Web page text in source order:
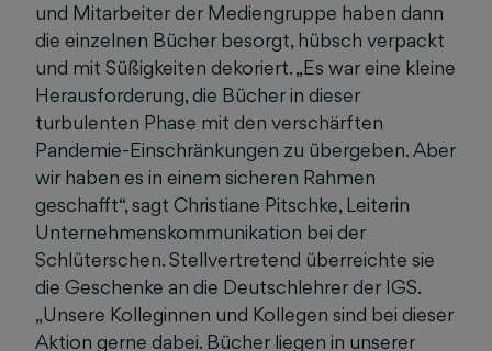
und Mitarbeiter der Mediengruppe haben dann
die einzelnen Bücher besorgt, hübsch verpackt
und mit Süßigkeiten dekoriert. „Es war eine kleine
Herausforderung, die Bücher in dieser
turbulenten Phase mit den verschärften
Pandemie-Einschränkungen zu übergeben. Aber
wir haben es in einem sicheren Rahmen
geschafft“, sagt Christiane Pitschke, Leiterin
Unternehmenskommunikation bei der
Schlüterschen. Stellvertretend überreichte sie
die Geschenke an die Deutschlehrer der IGS.
„Unsere Kolleginnen und Kollegen sind bei dieser
Aktion gerne dabei. Bücher liegen in unserer